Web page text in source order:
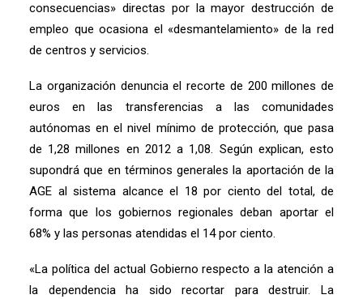
consecuencias» directas por la mayor destrucción de
empleo que ocasiona el «desmantelamiento» de la red
de centros y servicios.
La organización denuncia el recorte de 200 millones de
euros en las transferencias a las comunidades
autónomas en el nivel mínimo de protección, que pasa
de 1,28 millones en 2012 a 1,08. Según explican, esto
supondrá que en términos generales la aportación de la
AGE al sistema alcance el 18 por ciento del total, de
forma que los gobiernos regionales deban aportar el
68% y las personas atendidas el 14 por ciento.
«La política del actual Gobierno respecto a la atención a
la dependencia ha sido recortar para destruir. La